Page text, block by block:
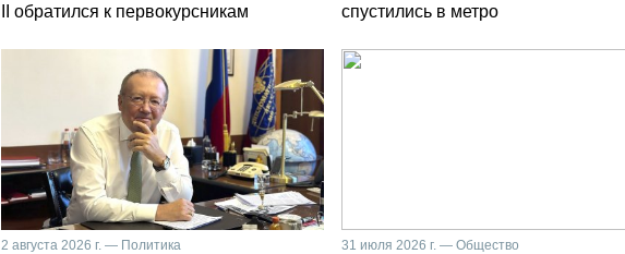
II обратился к первокурсникам
спустились в метро
2 августа 2026 г. — Политика 31 июля 2026 г. — Общество